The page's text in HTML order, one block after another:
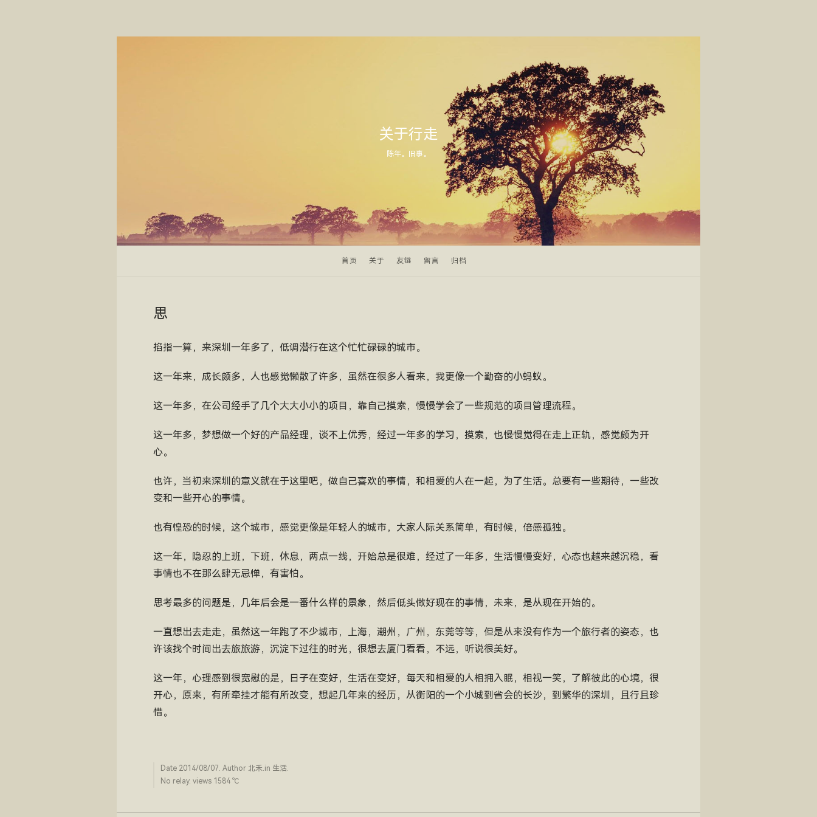
关于行走
陈年。旧事。
首页 关于 友链 留言 归档
思
掐指一算，来深圳一年多了，低调潜行在这个忙忙碌碌的城市。
这一年来，成长颇多，人也感觉懒散了许多，虽然在很多人看来，我更像一个勤奋的小蚂蚁。
这一年多，在公司经手了几个大大小小的项目，靠自己摸索，慢慢学会了一些规范的项目管理流程。
这一年多，梦想做一个好的产品经理，谈不上优秀，经过一年多的学习，摸索，也慢慢觉得在走上正轨，感觉颇为开
心。
也许，当初来深圳的意义就在于这里吧，做自己喜欢的事情，和相爱的人在一起，为了生活。总要有一些期待，一些改
变和一些开心的事情。
也有惶恐的时候，这个城市，感觉更像是年轻人的城市，大家人际关系简单，有时候，倍感孤独。
这一年，隐忍的上班，下班，休息，两点一线，开始总是很难，经过了一年多，生活慢慢变好，心态也越来越沉稳，看
事情也不在那么肆无忌惮，有害怕。
思考最多的问题是，几年后会是一番什么样的景象，然后低头做好现在的事情，未来，是从现在开始的。
一直想出去走走，虽然这一年跑了不少城市，上海，潮州，广州，东莞等等，但是从来没有作为一个旅行者的姿态，也
许该找个时间出去旅旅游，沉淀下过往的时光，很想去厦门看看，不远，听说很美好。
这一年，心理感到很宽慰的是，日子在变好，生活在变好，每天和相爱的人相拥入眠，相视一笑，了解彼此的心境，很
开心，原来，有所牵挂才能有所改变，想起几年来的经历，从衡阳的一个小城到省会的长沙，到繁华的深圳，且行且珍
惜。
Date 2014/08/07. Author 北禾.in 生活.
No relay. views 1584 ­℃